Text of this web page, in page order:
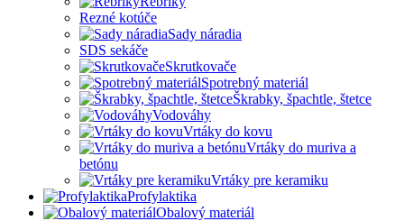
Rezné kotúče
Sady náradia
SDS sekáče
Skrutkovače
Spotrebný materiál
Škrabky, špachtle, štetce
Vodováhy
Vrtáky do kovu
Vrtáky do muriva a
betónu
Vrtáky pre keramiku
Profylaktika
Obalový materiál